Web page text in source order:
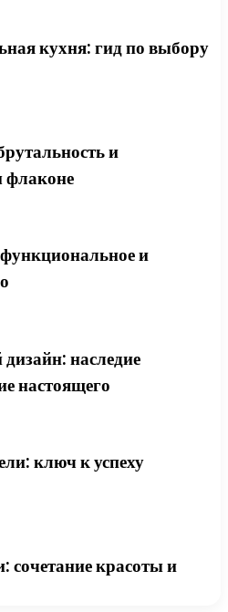
кухня: гид по выбору
и
флаконе
и
наследие
настоящего
ключ к успеху
сочетание красоты и